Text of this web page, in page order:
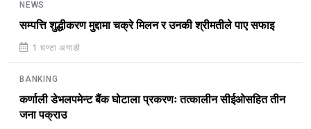
NEWS
सम्पत्ति शुद्धीकरण मुद्दामा चक्रे मिलन र उनकी श्रीमतीले पाए सफाइ
1 घण्टा अगाडी
BANKING
कर्णाली डेभलपमेन्ट बैंक घोटाला प्रकरणः तत्कालीन सीईओसहित तीन
जना पक्राउ